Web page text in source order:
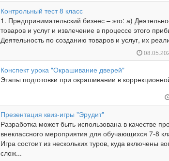
Контрольный тест 8 класс
1. Предпринимательский бизнес – это: а)
товаров и услуг и извлечение в процессе этого
Деятельность по созданию товаров и услуг, их
Конспект урока "Окрашивание дверей"
Этапы подготовки при окрашивании в
Презентация квиз-игры "Эрудит"
Разработка может быть использована в качестве
внеклассного мероприятия для обучающихся 7-8
Игра состоит из нескольких туров, куда включены
слож...